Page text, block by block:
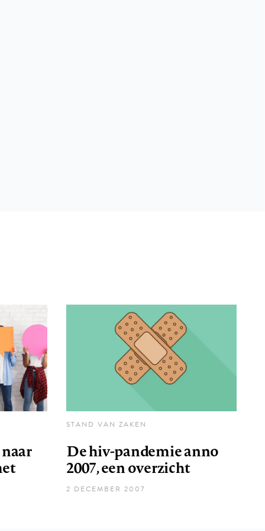
STAND VAN ZAKEN
De hiv-pandemie anno
2007, een overzicht
2 DECEMBER 2007